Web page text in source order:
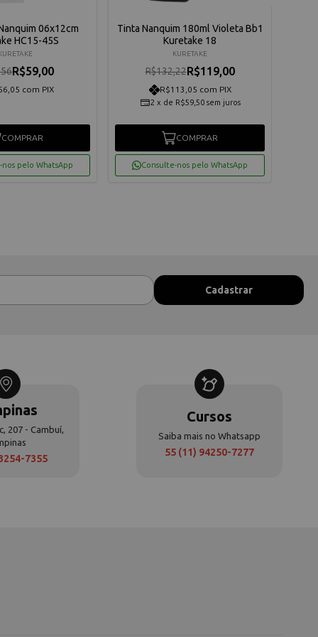
06x12cm
HC15-45S
R$59,00
com PIX
COMPRAR
nos pelo WhatsApp
Tinta Nanquim 180ml Violeta Bb1
Kuretake 18
KURETAKE
R$132,22R$119,00
R$113,05 com PIX
2 x de R$59,50 sem juros
COMPRAR
Consulte-nos pelo WhatsApp
207 - Cambuí,
7355
Cursos
Saiba mais no Whatsapp
55 (11) 94250-7277